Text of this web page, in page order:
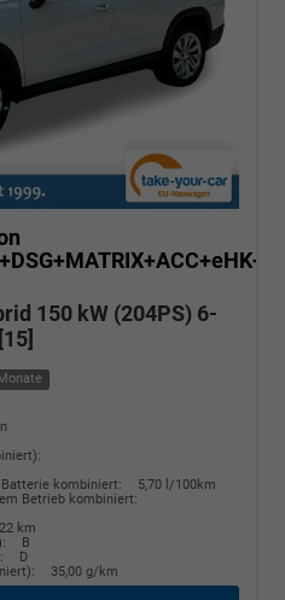
150 kW (204PS) 6-
kombiniert:
5,70 l/100km
Betrieb kombiniert:
km
B
D
35,00 g/km